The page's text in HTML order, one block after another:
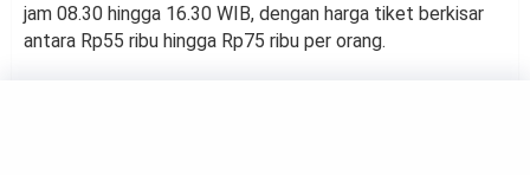
jam 08.30 hingga 16.30 WIB, dengan harga tiket berkisar
antara Rp55 ribu hingga Rp75 ribu per orang.